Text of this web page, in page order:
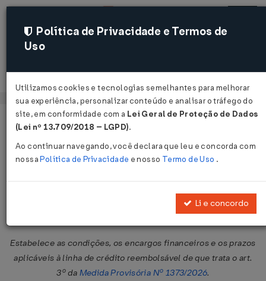
Acessar
Página Inicial Legislações
Resolução CMN Nº 5326 DE
Estabelece as condições, os encargos financeiros e os prazos
aplicáveis à linha de crédito reembolsável de que trata o art.
3º da Medida Provisória Nº 1373/2026.
Política de Privacidade e Termos de
Uso
Utilizamos cookies e tecnologias semelhantes para melhorar
sua experiência, personalizar conteúdo e analisar o tráfego do
site, em conformidade com a Lei Geral de Proteção de Dados
(Lei nº 13.709/2018 – LGPD).
Ao continuar navegando, você declara que leu e concorda com
nossaPolítica de Privacidade e nosso Termo de Uso .
Li e concordo